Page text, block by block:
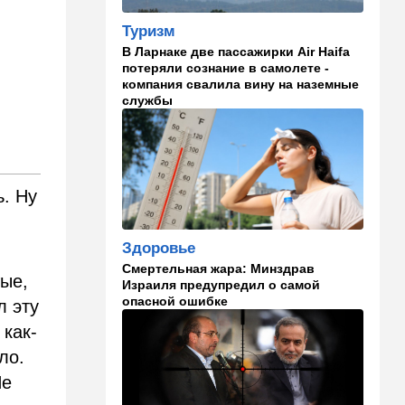
Ну
эту
поддержку Ирана: война с
США меняет баланс сил
14:18 Мнения
"Это ваше туда-сюда
страшно раздражает"
14:06 Транспорт
Что изменилось в аэропорту
Бен-Гурион после войны:
безопасность и советы
пассажирам
13:58 Здоровье
Какие продукты помогают
легче переносить стресс:
что выяснили ученые
Туризм
В Ларнаке две пассажирки Air Haifa
потеряли сознание в самолете -
компания свалила вину на наземные
службы
Здоровье
Смертельная жара: Минздрав
Израиля предупредил о самой
опасной ошибке